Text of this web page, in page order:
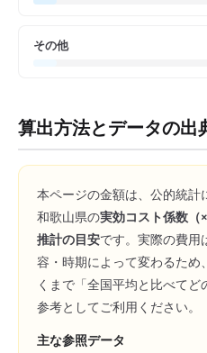
その他
算出方法とデータの出
本ページの金額は、公的統計
和歌山県の実効コスト係数（×
推計の目安です。実際の費用
容・時期によって変わるため
くまで「全国平均と比べて
参考としてご利用ください。
主な参照データ